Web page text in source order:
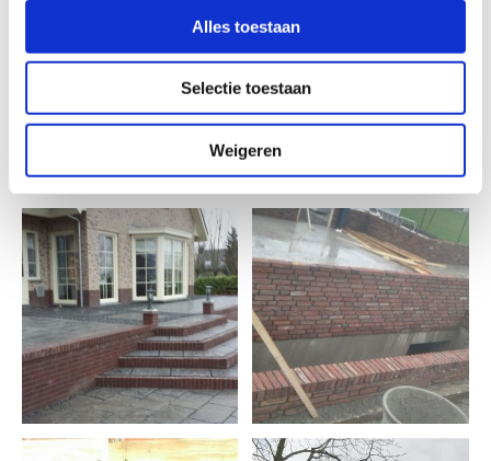
Alles toestaan
Selectie toestaan
Weigeren